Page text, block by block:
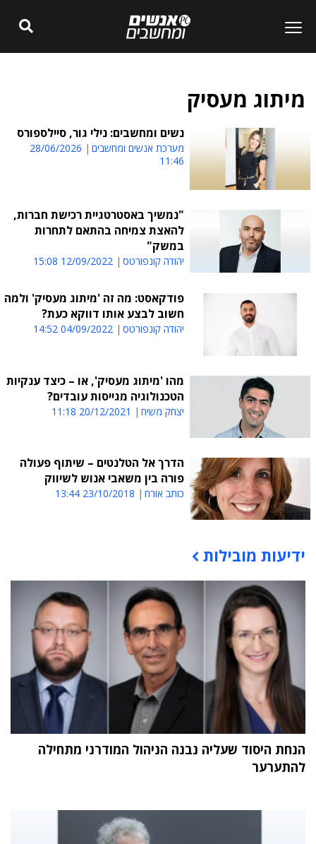
מיתוג מעסיק
נשים ומחשבים: נילי גור, סיילספורס
מערכת אנשים ומחשבים
28/06/2026
11:46
"נמשיך באסטרטגיית רכישת חברות,
להאצת צמיחה בהתאם לתחרות
במשק"
יהודה קונפורטס 12/09/2022 15:08
פודקאסט: מה זה 'מיתוג מעסיק' ולמה
חשוב לבצע אותו דווקא כעת?
יהודה קונפורטס 04/09/2022 14:52
מהו 'מיתוג מעסיק', או – כיצד ענקיות
הטכנולוגיה מגייסות עובדים?
יצחק משיח 20/12/2021 11:18
הדרך אל הטלנטים – שיתוף פעולה
פורה בין משאבי אנוש לשיווק
כותב אורח 23/10/2018 13:44
תוכן פרסומי
ידיעות מובילות
הנחת היסוד שעליה נבנה הניהול המודרני מתחילה
להתערער